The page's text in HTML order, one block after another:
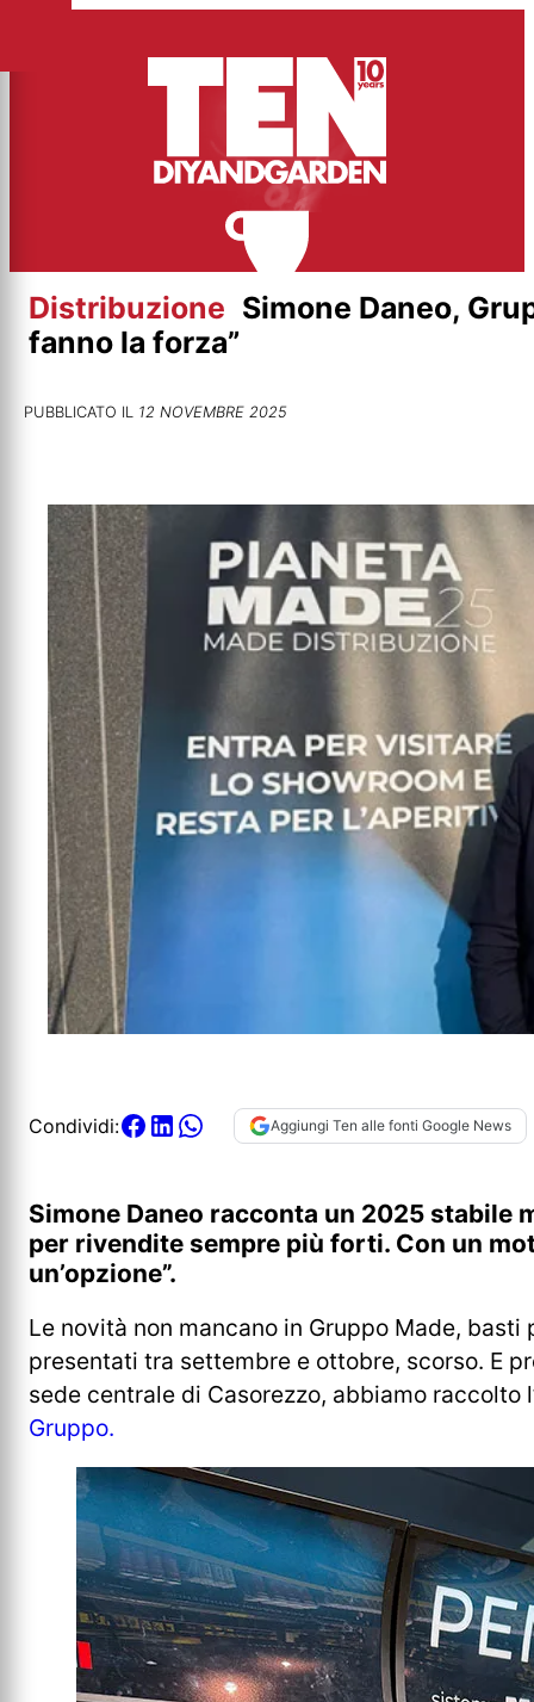
contenuto
Distribuzione Simone Daneo,
fanno la forza”
PUBBLICATO IL 12 NOVEMBRE 2025
Condividi: Aggiungi Ten alle fonti Google News
Simone Daneo racconta un 2025 stabile
per rivendite sempre più forti. Con un
un’opzione”.
Le novità non mancano in Gruppo Made,
presentati tra settembre e ottobre, scorso. E
sede centrale di Casorezzo, abbiamo raccolto
Gruppo.